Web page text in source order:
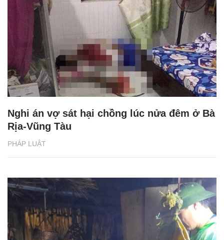
PHÁP LUẬT
Nghi án vợ sát hại chồng lúc nửa đêm ở Bà
Rịa-Vũng Tàu